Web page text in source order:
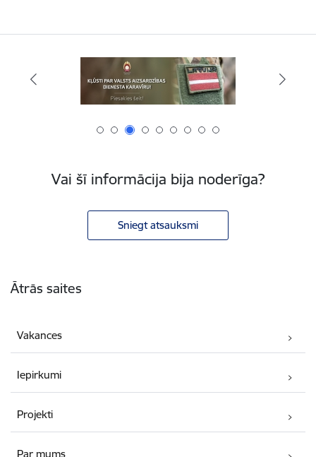
Vai šī informācija bija noderīga?
Sniegt atsauksmi
Ātrās saites
Vakances
Iepirkumi
Projekti
Par mums